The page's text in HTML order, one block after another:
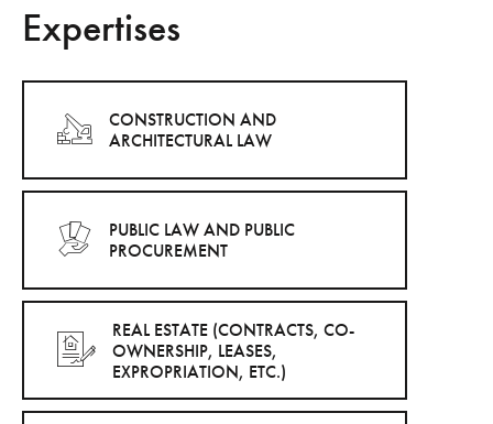
Expertises
CONSTRUCTION AND
ARCHITECTURAL LAW
PUBLIC LAW AND PUBLIC
PROCUREMENT
REAL ESTATE (CONTRACTS, CO-
OWNERSHIP, LEASES,
EXPROPRIATION, ETC.)